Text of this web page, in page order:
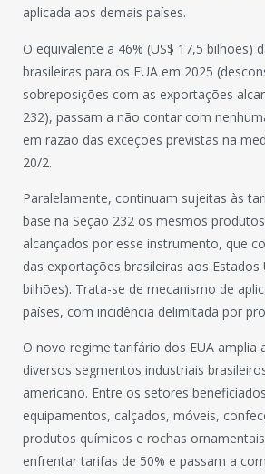
aplicada aos demais países.
O equivalente a 46% (US$ 17,5 bilhões)
brasileiras para os EUA em 2025
sobreposições com as exportações
232), passam a não contar com
em razão das exceções previstas na
20/2.
Paralelamente, continuam sujeitas às
base na Seção 232 os mesmos
alcançados por esse instrumento, que
das exportações brasileiras aos Estados
bilhões). Trata-se de mecanismo de
países, com incidência delimitada por
O novo regime tarifário dos EUA amplia
diversos segmentos industriais
americano. Entre os setores
equipamentos, calçados, móveis,
produtos químicos e rochas
enfrentar tarifas de 50% e passam a